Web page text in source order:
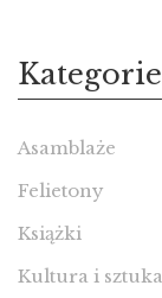
Kategorie
Asamblaże
Felietony
Książki
Kultura i sztuka